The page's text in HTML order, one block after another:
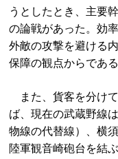
うとしたとき、主要
の論戦があった。効
外敵の攻撃を避ける
保障の観点からである
また、貨客を分け
ば、現在の武蔵野線
物線の代替線）、横
陸軍観音崎砲台を結